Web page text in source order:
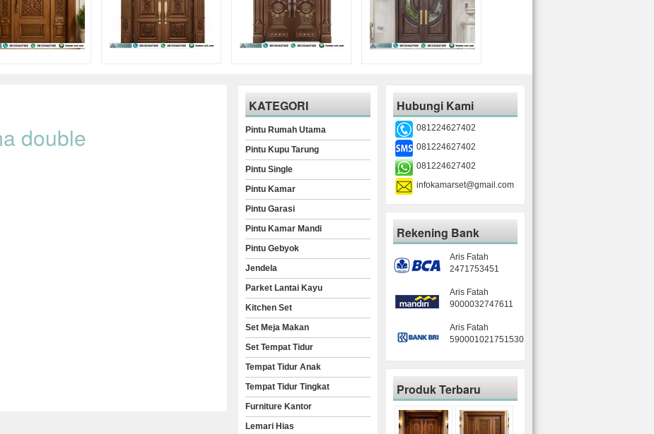
double
KATEGORI
Pintu Rumah Utama
Pintu Kupu Tarung
Pintu Single
Pintu Kamar
Pintu Garasi
Pintu Kamar Mandi
Pintu Gebyok
Jendela
Parket Lantai Kayu
Kitchen Set
Set Meja Makan
Set Tempat Tidur
Tempat Tidur Anak
Tempat Tidur Tingkat
Furniture Kantor
Lemari Hias
Hubungi Kami
081224627402
081224627402
081224627402
infokamarset@gmail.com
Rekening Bank
Aris Fatah
2471753451
Aris Fatah
9000032747611
Aris Fatah
590001021751530
Produk Terbaru